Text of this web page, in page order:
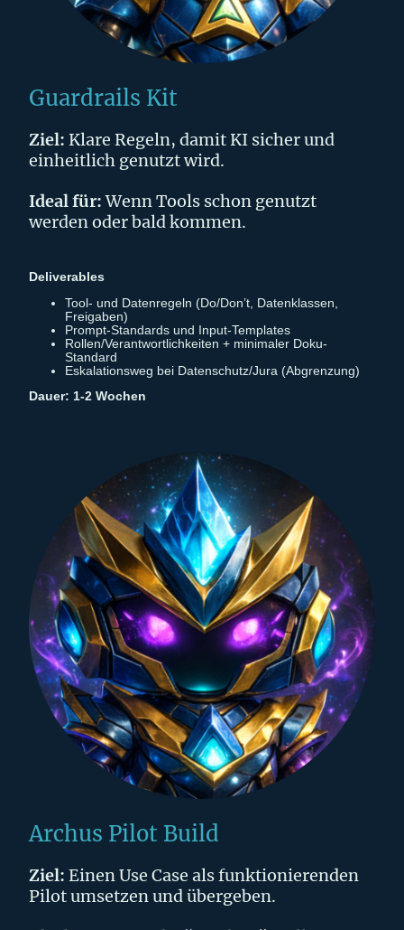
Guardrails Kit
Ziel: Klare Regeln, damit KI sicher und
einheitlich genutzt wird.
Ideal für:Wenn Tools schon genutzt
werden oder bald kommen.
Deliverables
Tool- und Datenregeln (Do/Don’t, Datenklassen,
Freigaben)
Prompt-Standards und Input-Templates
Rollen/Verantwortlichkeiten + minimaler Doku-
Standard
Eskalationsweg bei Datenschutz/Jura (Abgrenzung)
Dauer: 1-2 Wochen
Archus Pilot Build
Ziel: Einen Use Case als funktionierenden
Pilot umsetzen und übergeben.